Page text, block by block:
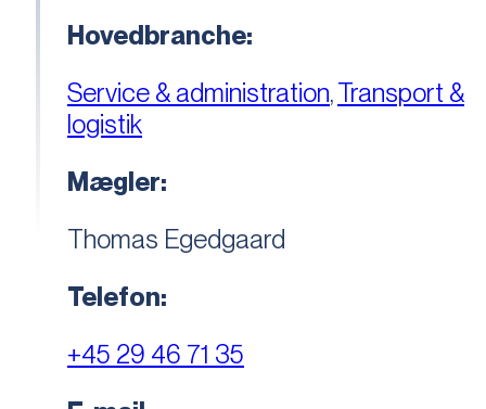
Hovedbranche:
Service & administration,Transport &
logistik
Mægler:
Thomas Egedgaard
Telefon:
+45 29 46 71 35